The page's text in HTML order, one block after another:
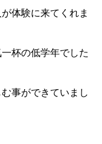
体験に来てくれま
杯の低学年でした
事ができていまし